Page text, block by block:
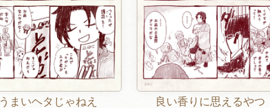
うまいヘタじゃねえ 良い香りに思えるやつ